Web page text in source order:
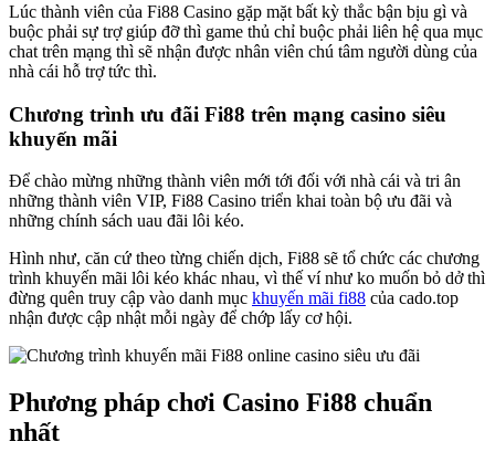
Lúc thành viên của Fi88 Casino gặp mặt bất kỳ thắc bận bịu gì và
buộc phải sự trợ giúp đỡ thì game thủ chỉ buộc phải liên hệ qua mục
chat trên mạng thì sẽ nhận được nhân viên chú tâm người dùng của
nhà cái hỗ trợ tức thì.
Chương trình ưu đãi Fi88 trên mạng casino siêu
khuyến mãi
Để chào mừng những thành viên mới tới đối với nhà cái và tri ân
những thành viên VIP, Fi88 Casino triển khai toàn bộ ưu đãi và
những chính sách uau đãi lôi kéo.
Hình như, căn cứ theo từng chiến dịch, Fi88 sẽ tổ chức các chương
trình khuyến mãi lôi kéo khác nhau, vì thế ví như ko muốn bỏ dở thì
đừng quên truy cập vào danh mục khuyến mãi fi88 của cado.top
nhận được cập nhật mỗi ngày để chớp lấy cơ hội.
Phương pháp chơi Casino Fi88 chuẩn
nhất